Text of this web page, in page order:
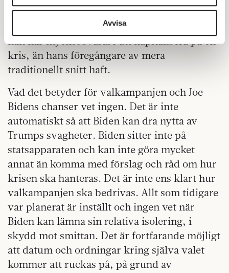
vidarebefordrar även sådana identifierare och annan
information från din enhet till de sociala medier och
annons- och analysföretag som vi samarbetar med.
Dessa kan i sin tur kombinera informationen med annan
information som du har tillhandahållit eller som de har
samlat in när du har använt deras tjänster.
kan du göra dethär .
Avvisa
några förväntningar på att han ska kliva in i
en roll som landsfader. Men det gör också att
han har mycket svårare att kapitalisera på en
kris, än hans föregångare av mera
traditionellt snitt haft.
Vad det betyder för valkampanjen och Joe
Bidens chanser vet ingen. Det är inte
automatiskt så att Biden kan dra nytta av
Trumps svagheter. Biden sitter inte på
statsapparaten och kan inte göra mycket
annat än komma med förslag och råd om hur
krisen ska hanteras. Det är inte ens klart hur
valkampanjen ska bedrivas. Allt som tidigare
var planerat är inställt och ingen vet när
Biden kan lämna sin relativa isolering, i
skydd mot smittan. Det är fortfarande möjligt
att datum och ordningar kring själva valet
kommer att ruckas på, på grund av